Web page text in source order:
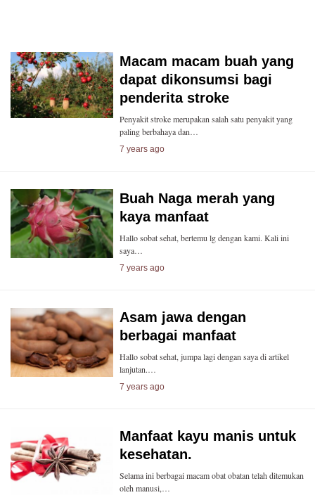
Macam macam buah yang
dapat dikonsumsi bagi
penderita stroke
Penyakit stroke merupakan salah satu penyakit yang
paling berbahaya dan…
7 years ago
Buah Naga merah yang
kaya manfaat
Hallo sobat sehat, bertemu lg dengan kami. Kali ini
saya…
7 years ago
Asam jawa dengan
berbagai manfaat
Hallo sobat sehat, jumpa lagi dengan saya di artikel
lanjutan.…
7 years ago
Manfaat kayu manis untuk
kesehatan.
Selama ini berbagai macam obat obatan telah ditemukan
oleh manusi,…